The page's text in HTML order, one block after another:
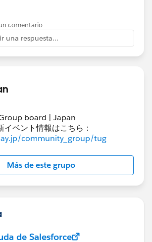
comentario
una respuesta...
board | Japan
イベント情報はこちら：
community_group/tug
Más de este grupo
de Salesforce